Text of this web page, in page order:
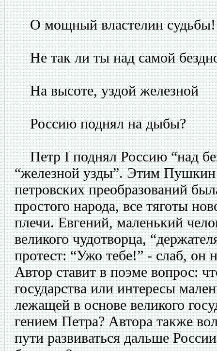
О мощный властелин судьбы!
Не так ли ты над самой
На высоте, уздой железной
Россию поднял на дыбы?
Петр I поднял Россию “над
“железной узды”. Этим Пушкин
петровских преобразований
простого народа, все тяготы
плечи. Евгений, маленький
великого чудотворца,
протест: “Ужо тебе!” - слаб, он
Автор ставит в поэме вопрос:
государства или интересы
лежащей в основе великого
гением Петра? Автора также
пути развиваться дальше